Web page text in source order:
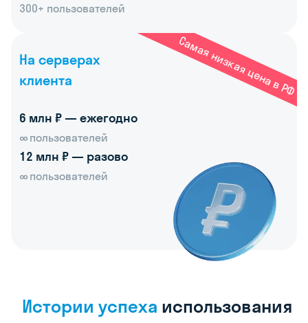
300+ пользователей
На серверах
клиента
Самая низкая цена в РФ
6 млн ₽ — ежегодно
пользователей
12 млн ₽ — разово
пользователей
Истории успеха использования